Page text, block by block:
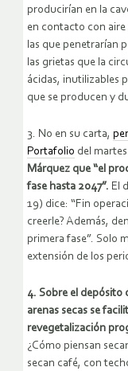
producirían en la
en contacto con
las que penetrarían
las grietas que la
ácidas, inutilizables
que se producen y
3. No en su carta,
Portafolio del
Márquez que “el
fase hasta 2047”. El
19) dice: “Fin
creerle? Además,
primera fase”. Solo
extensión de los
4. Sobre el depósito
arenas secas se
revegetalización
¿Cómo piensan
secan café, con